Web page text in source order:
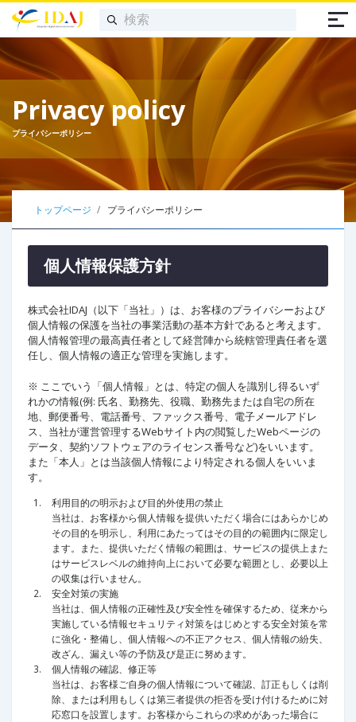
Privacy policy
プライバシーポリシー
トップページ プライバシーポリシー
個人情報保護方針
株式会社IDAJ（以下「当社」）は、お客様のプライバシーおよび
個人情報の保護を当社の事業活動の基本方針であると考えます。
個人情報管理の最高責任者として経営陣から統轄管理責任者を選
任し、個人情報の適正な管理を実施します。
※ ここでいう「個人情報」とは、特定の個人を識別し得るいず
れかの情報(例: 氏名、勤務先、役職、勤務先または自宅の所在
地、郵便番号、電話番号、ファックス番号、電子メールアドレ
ス、当社が運営管理するWebサイト内の閲覧したWebページの
データ、契約ソフトウェアのライセンス番号など)をいいます。
また「本人」とは当該個人情報により特定される個人をいいま
す。
利用目的の明示および目的外使用の禁止
当社は、お客様から個人情報を提供いただく場合にはあらかじめ
その目的を明示し、利用にあたってはその目的の範囲内に限定し
ます。また、提供いただく情報の範囲は、サービスの提供上また
はサービスレベルの維持向上において必要な範囲とし、必要以上
の収集は行いません。
安全対策の実施
当社は、個人情報の正確性及び安全性を確保するため、従来から
実施している情報セキュリティ対策をはじめとする安全対策を常
に強化・整備し、個人情報への不正アクセス、個人情報の紛失、
改ざん、漏えい等の予防及び是正に努めます。
個人情報の確認、修正等
当社は、お客様ご自身の個人情報について確認、訂正もしくは削
除、または利用もしくは第三者提供の拒否を受け付けるために対
応窓口を設置します。お客様からこれらの求めがあった場合に